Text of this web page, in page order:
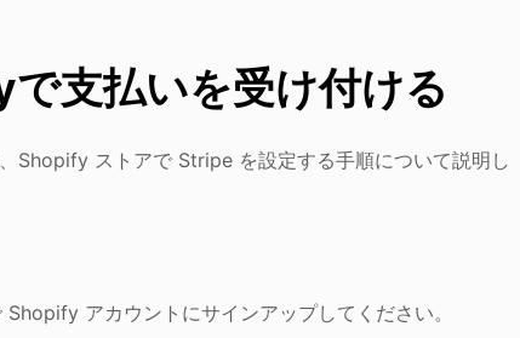
支払いを受け付ける
Shopify ストアで Stripe を設定する手順について説明し
アカウントにサインアップしてください。